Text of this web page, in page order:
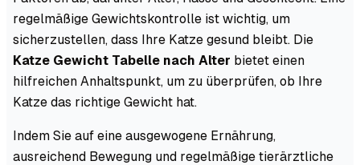
regelmäßige Gewichtskontrolle ist wichtig, um
sicherzustellen, dass Ihre Katze gesund bleibt. Die
Katze Gewicht Tabelle nach Alter bietet einen
hilfreichen Anhaltspunkt, um zu überprüfen, ob Ihre
Katze das richtige Gewicht hat.
Indem Sie auf eine ausgewogene Ernährung,
ausreichend Bewegung und regelmäßige tierärztliche